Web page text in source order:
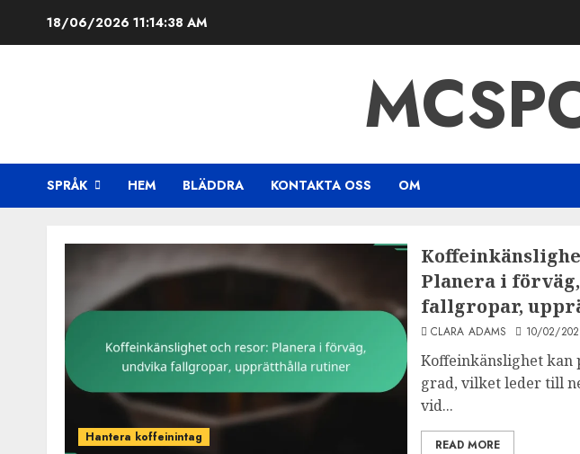
18/06/2026 11:14:39 AM
SPRÅK HEM BLÄDDRA KONTAKTA OSS OM
Hantera koffeinintag
Planera i
fallgropar,
CLARA ADAMS 10/02/
Koffeinkänslighet kan
grad, vilket leder till
vid...
READ MORE